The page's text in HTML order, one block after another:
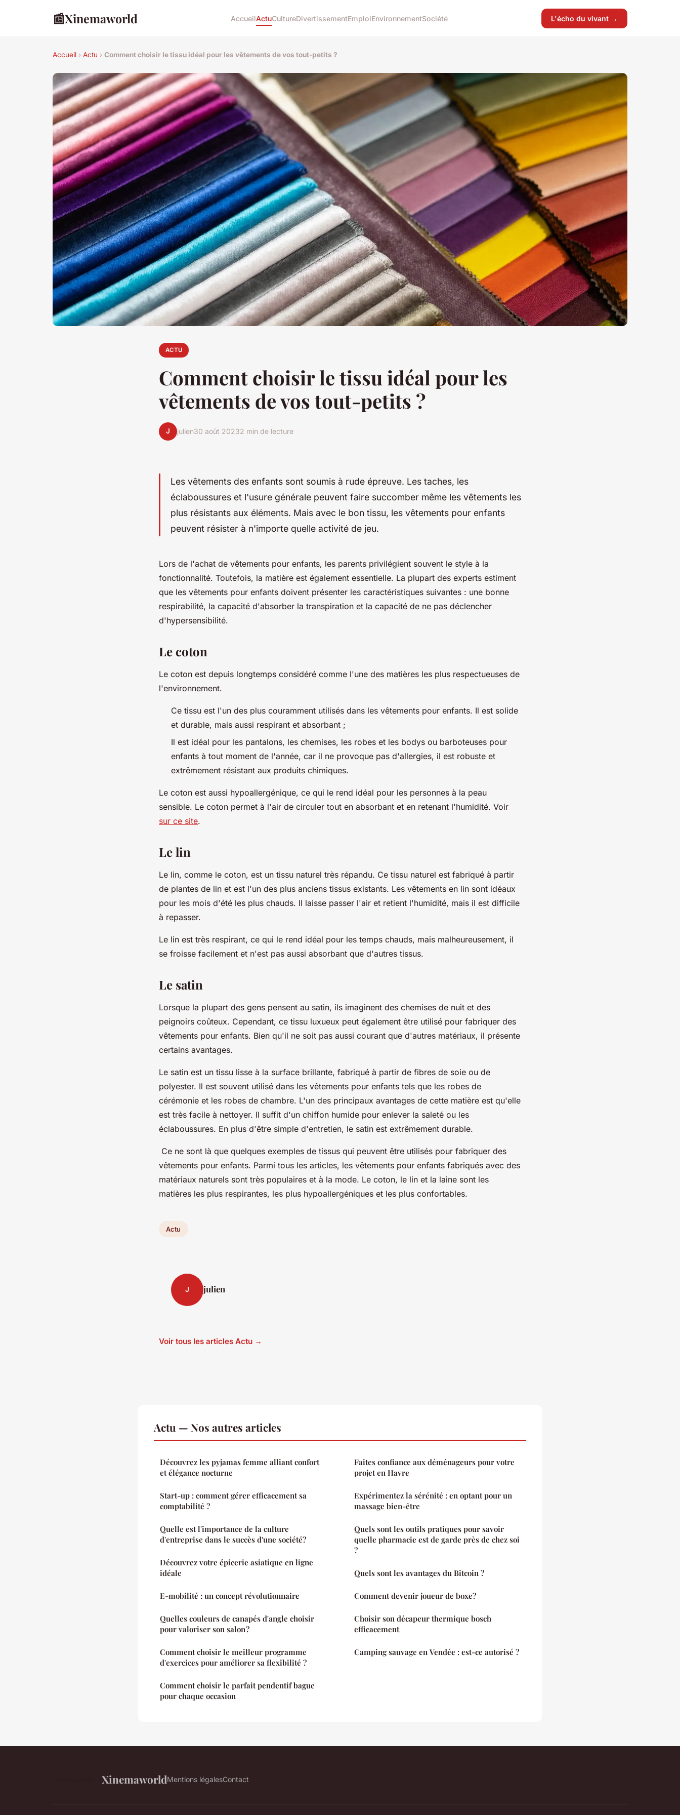
📰Xinemaworld AccueilActuCultureDivertissementEmploiEnvironnementSociété L'écho du vivant →
Accueil › Actu › Comment choisir le tissu idéal pour les vêtements de vos tout-petits ?
ACTU
Comment choisir le tissu idéal pour les
vêtements de vos tout-petits ?
J julien30 août 20232 min de lecture
Les vêtements des enfants sont soumis à rude épreuve. Les taches, les
éclaboussures et l'usure générale peuvent faire succomber même les vêtements les
plus résistants aux éléments. Mais avec le bon tissu, les vêtements pour enfants
peuvent résister à n'importe quelle activité de jeu.
Lors de l'achat de vêtements pour enfants, les parents privilégient souvent le style à la
fonctionnalité. Toutefois, la matière est également essentielle. La plupart des experts estiment
que les vêtements pour enfants doivent présenter les caractéristiques suivantes : une bonne
respirabilité, la capacité d'absorber la transpiration et la capacité de ne pas déclencher
d'hypersensibilité.
Le coton
Le coton est depuis longtemps considéré comme l'une des matières les plus respectueuses de
l'environnement.
Ce tissu est l'un des plus couramment utilisés dans les vêtements pour enfants. Il est solide
et durable, mais aussi respirant et absorbant ;
Il est idéal pour les pantalons, les chemises, les robes et les bodys ou barboteuses pour
enfants à tout moment de l'année, car il ne provoque pas d'allergies, il est robuste et
extrêmement résistant aux produits chimiques.
Le coton est aussi hypoallergénique, ce qui le rend idéal pour les personnes à la peau
sensible. Le coton permet à l'air de circuler tout en absorbant et en retenant l'humidité. Voir
sur ce site.
Le lin
Le lin, comme le coton, est un tissu naturel très répandu. Ce tissu naturel est fabriqué à partir
de plantes de lin et est l'un des plus anciens tissus existants. Les vêtements en lin sont idéaux
pour les mois d'été les plus chauds. Il laisse passer l'air et retient l'humidité, mais il est difficile
à repasser.
Le lin est très respirant, ce qui le rend idéal pour les temps chauds, mais malheureusement, il
se froisse facilement et n'est pas aussi absorbant que d'autres tissus.
Le satin
Lorsque la plupart des gens pensent au satin, ils imaginent des chemises de nuit et des
peignoirs coûteux. Cependant, ce tissu luxueux peut également être utilisé pour fabriquer des
vêtements pour enfants. Bien qu'il ne soit pas aussi courant que d'autres matériaux, il présente
certains avantages.
Le satin est un tissu lisse à la surface brillante, fabriqué à partir de fibres de soie ou de
polyester. Il est souvent utilisé dans les vêtements pour enfants tels que les robes de
cérémonie et les robes de chambre. L'un des principaux avantages de cette matière est qu'elle
est très facile à nettoyer. Il suffit d'un chiffon humide pour enlever la saleté ou les
éclaboussures. En plus d'être simple d'entretien, le satin est extrêmement durable.
Ce ne sont là que quelques exemples de tissus qui peuvent être utilisés pour fabriquer des
vêtements pour enfants. Parmi tous les articles, les vêtements pour enfants fabriqués avec des
matériaux naturels sont très populaires et à la mode. Le coton, le lin et la laine sont les
matières les plus respirantes, les plus hypoallergéniques et les plus confortables.
Actu
J julien
Voir tous les articles Actu →
Actu — Nos autres articles
Découvrez les pyjamas femme alliant confort
et élégance nocturne
Start-up : comment gérer efficacement sa
comptabilité ?
Quelle est l'importance de la culture
d'entreprise dans le succès d'une société?
Découvrez votre épicerie asiatique en ligne
idéale
E-mobilité : un concept révolutionnaire
Quelles couleurs de canapés d'angle choisir
pour valoriser son salon ?
Comment choisir le meilleur programme
d'exercices pour améliorer sa flexibilité ?
Comment choisir le parfait pendentif bague
pour chaque occasion
Faites confiance aux déménageurs pour votre
projet en Havre
Expérimentez la sérénité : en optant pour un
massage bien-être
Quels sont les outils pratiques pour savoir
quelle pharmacie est de garde près de chez soi
?
Quels sont les avantages du Bitcoin ?
Comment devenir joueur de boxe?
Choisir son décapeur thermique bosch
efficacement
Camping sauvage en Vendée : est-ce autorisé ?
XinemaworldMentions légalesContact